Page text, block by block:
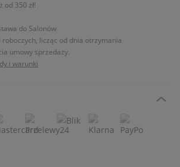
od 350 zł!
do Salonów
roboczych, licząc od dnia otrzymania
umowy sprzedaży.
i warunki